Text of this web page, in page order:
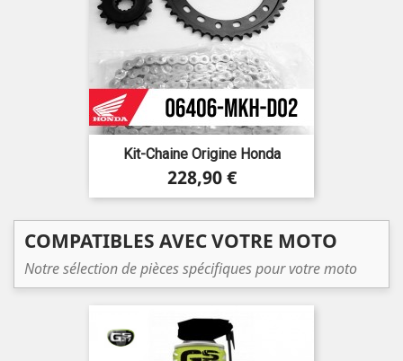
Kit-Chaine Origine Honda
Prix
228,90 €
COMPATIBLES AVEC VOTRE MOTO
Notre sélection de pièces spécifiques pour votre moto